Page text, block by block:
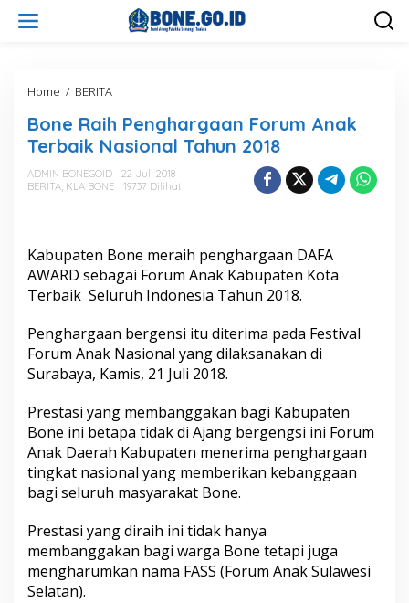
Home / BERITA
n
e
R
i
n
g
h
a
g
a
a
o
r
u
m
A
n
k
T
e
Bone Raih Penghargaan Forum Anak
Terbaik Nasional Tahun 2018
ADMIN BONEGOID
22 Juli 2018
BERITA, KLA BONE 19737 Dilihat
Kabupaten Bone meraih penghargaan DAFA
AWARD sebagai Forum Anak Kabupaten Kota
Terbaik Seluruh Indonesia Tahun 2018.
Penghargaan bergensi itu diterima pada Festival
Forum Anak Nasional yang dilaksanakan di
Surabaya, Kamis, 21 Juli 2018.
Prestasi yang membanggakan bagi Kabupaten
Bone ini betapa tidak di Ajang bergengsi ini Forum
Anak Daerah Kabupaten menerima penghargaan
tingkat nasional yang memberikan kebanggaan
bagi seluruh masyarakat Bone.
Prestasi yang diraih ini tidak hanya
membanggakan bagi warga Bone tetapi juga
mengharumkan nama FASS (Forum Anak Sulawesi
Selatan).